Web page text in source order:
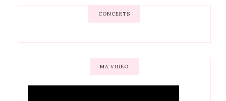
CONCERTS
MA VIDÉO